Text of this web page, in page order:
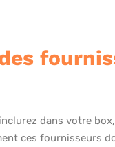
dans votre
ces fournisseurs